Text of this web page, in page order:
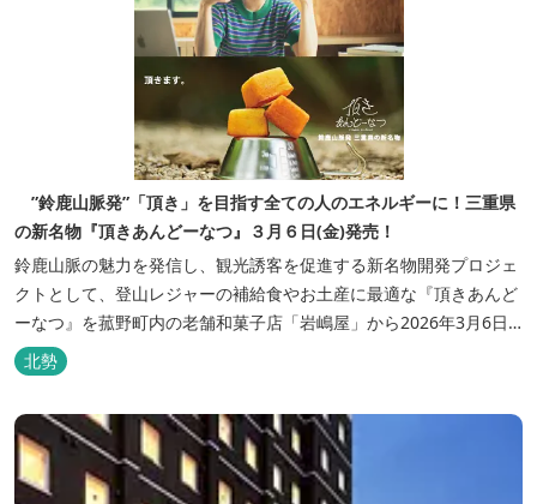
”鈴鹿山脈発”「頂き」を目指す全ての人のエネルギーに！三重県
の新名物『頂きあんどーなつ』３月６日(金)発売！
鈴鹿山脈の魅力を発信し、観光誘客を促進する新名物開発プロジェ
クトとして、登山レジャーの補給食やお土産に最適な『頂きあんど
ーなつ』を菰野町内の老舗和菓子店「岩嶋屋」から2026年3月6日
（金）より販売を開始いたしました。 ■商品コンセプト：自分だけ
の「頂き」を目指す人を応援 「山に登る目的が人それぞれであるよ
うに、仕事や人生の目標（頂き）も人それぞれ。どんな『頂き』を
目指す人も、頑...
北勢